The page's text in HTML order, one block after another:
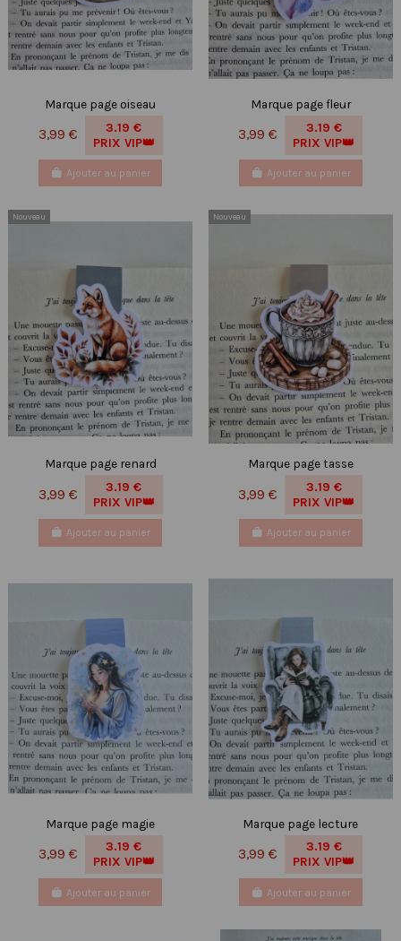
Marque page oiseau
3,99 €
3.19 €
PRIX VIP👑
Ajouter au panier
Marque page fleur
3,99 €
3.19 €
PRIX VIP👑
Ajouter au panier
Nouveau
Marque page renard
3,99 €
3.19 €
PRIX VIP👑
Ajouter au panier
Nouveau
Marque page tasse
3,99 €
3.19 €
PRIX VIP👑
Ajouter au panier
Marque page magie
3,99 €
3.19 €
PRIX VIP👑
Ajouter au panier
Marque page lecture
3,99 €
3.19 €
PRIX VIP👑
Ajouter au panier